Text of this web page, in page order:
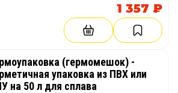
1 357 ₽
(гермомешок) -
упаковка из ПВХ или
на 50 л для сплава